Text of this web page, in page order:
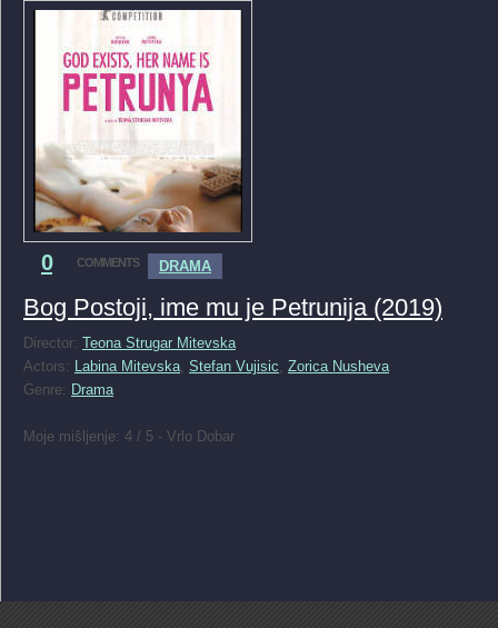
0 COMMENTS DRAMA
Bog Postoji, ime mu je Petrunija (2019)
Director: Teona Strugar Mitevska
Actors: Labina Mitevska, Stefan Vujisic, Zorica Nusheva
Genre: Drama
Moje mišljenje: 4 / 5 - Vrlo Dobar